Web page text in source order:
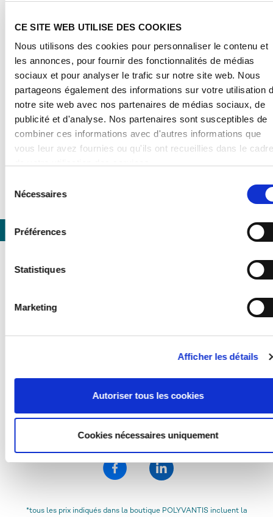
CE SITE WEB UTILISE DES COOKIES
Nous utilisons des cookies pour personnaliser le contenu et
les annonces, pour fournir des fonctionnalités de médias
sociaux et pour analyser le trafic sur notre site web. Nous
partageons également des informations sur votre utilisation
notre site web avec nos partenaires de médias sociaux, de
publicité et d'analyse. Nos partenaires sont susceptibles de
combiner ces informations avec d'autres informations que
vous leur avez fournies ou qu'ils ont recueillies dans le cadre
également que vos données soient traitées aux États-Unis
conformément à l'article 49, paragraphe 1, page 1, alinéa a
RGPD (Règlement général sur la protection des données,
DSGVO pour Datenschutz-Grundverordnung en Allemagne).
justice comme un pays dont le niveau de protection des
données est insuffisant au regard des normes européennes.
traitées par les autorités américaines à des fins de contrôle
juridique. Si vous cliquez sur « Autoriser la sélection » et que
vous avez coché uniquement « Nécessaire », le transfert
Nécessaires
Préférences
Statistiques
Marketing
Afficher les détails
Autoriser tous les cookies
Cookies nécessaires uniquement
PRODUITS RECOMMANDÉS
*tous les prix indiqués dans la boutique POLYVANTIS incluent la